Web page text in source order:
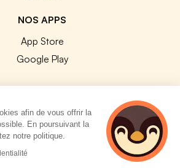
NOS APPS
App Store
Google Play
Tous droits réservés.
afin de vous offrir la
En poursuivant la
notre politique.
3 personnes
consultent